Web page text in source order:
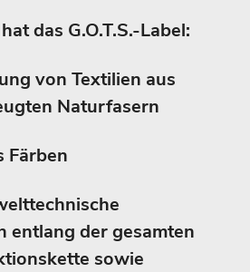
das G.O.T.S.-Label:
von Textilien aus
Naturfasern
Färben
entlang der gesamten
sowie